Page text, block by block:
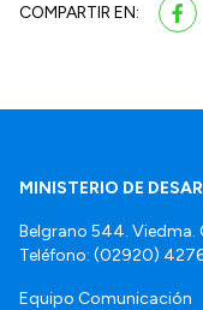
COMPARTIR EN:
MINISTERIO DE
Belgrano 544. Viedma.
Teléfono: (02920)
Equipo Comunicación